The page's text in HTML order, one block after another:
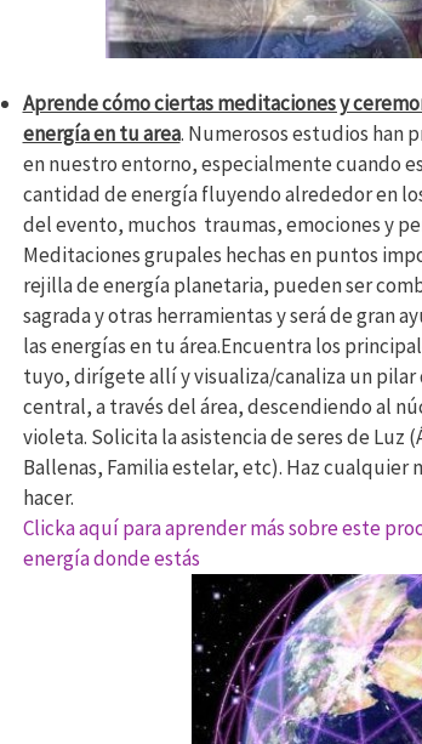
Aprende cómo ciertas meditaciones y
energía en tu area. Numerosos estudios han
en nuestro entorno, especialmente cuando
cantidad de energía fluyendo alrededor en
del evento, muchos traumas, emociones y
Meditaciones grupales hechas en puntos
rejilla de energía planetaria, pueden ser
sagrada y otras herramientas y será de gran
las energías en tu área.Encuentra los
tuyo, dirígete allí y visualiza/canaliza un
central, a través del área, descendiendo al
violeta. Solicita la asistencia de seres de Luz
Ballenas, Familia estelar, etc). Haz cualquier
hacer.
Clicka aquí para aprender más sobre este
energía donde estás